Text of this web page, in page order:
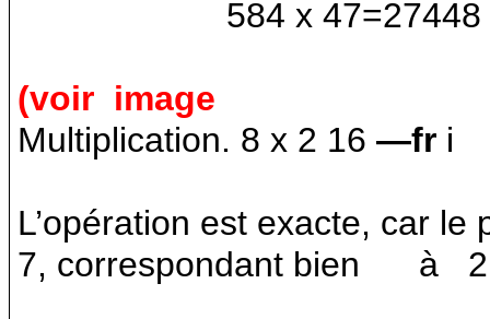
584 x 47=27448
(voir image
Multiplication. 8 x 2 16—fr i
L’opération est exacte, car
7, correspondant bien
à 2